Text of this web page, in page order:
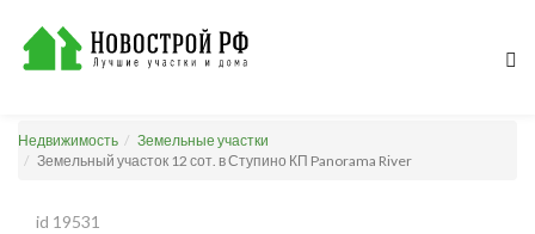
Недвижимость
Земельные участки
Земельный участок 12 сот. в Ступино КП Panorama River
id 19531